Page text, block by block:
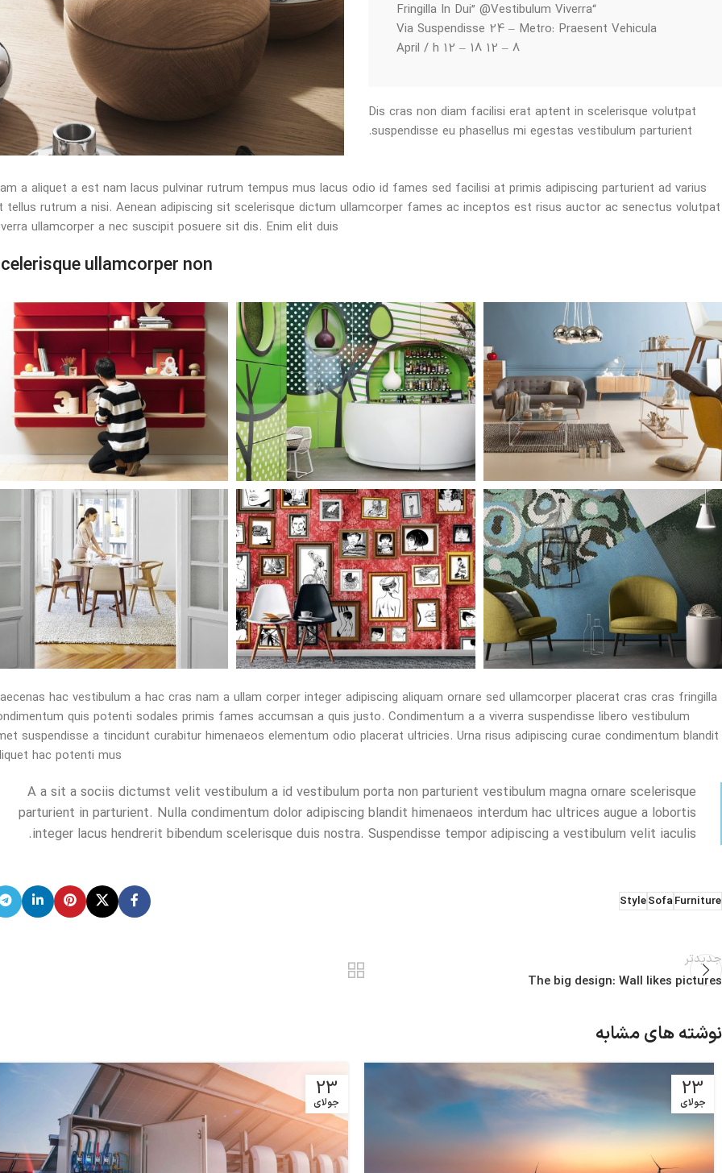
“Fringilla In Dui” @Vestibulum Viverra
Via Suspendisse 24 – Metro: Praesent Vehicula
8 – 12 April / h 12 – 18
Dis cras non diam facilisi erat aptent in scelerisque volutpat
suspendisse eu phasellus mi egestas vestibulum parturient.
a aliquet a est nam lacus pulvinar rutrum tempus mus lacus odio id fames sed facilisi at primis adipiscing parturient ad varius
tellus rutrum a nisi. Aenean adipiscing sit scelerisque dictum ullamcorper fames ac inceptos est risus auctor ac senectus volutpat
ullamcorper a nec suscipit posuere sit dis. Enim elit duis.
ullamcorper non
hac vestibulum a hac cras nam a ullam corper integer adipiscing aliquam ornare sed ullamcorper placerat cras cras fringilla
quis potenti sodales primis fames accumsan a quis justo. Condimentum a a viverra suspendisse libero vestibulum
suspendisse a tincidunt curabitur himenaeos elementum odio placerat ultricies. Urna risus adipiscing curae condimentum blandit
hac potenti mus.
A a sit a sociis dictumst velit vestibulum a id vestibulum porta non parturient vestibulum magna ornare scelerisque
parturient in parturient. Nulla condimentum dolor adipiscing blandit himenaeos interdum hac ultrices augue a lobortis
integer lacus hendrerit bibendum scelerisque duis nostra. Suspendisse tempor adipiscing a vestibulum velit iaculis.
Furniture
Sofa
Style
جدیدتر
The big design: Wall likes pictures
نوشته های مشابه
23
جولای
23
جولای